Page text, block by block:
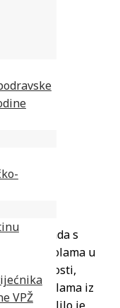
rada s
školama u
znanosti,
školama iz
VPŽ